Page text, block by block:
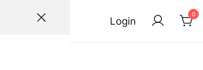
Login
0